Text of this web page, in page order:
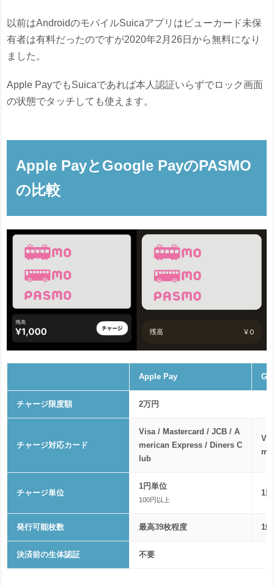
以前はAndroidのモバイルSuicaアプリはビューカード未保
有者は有料だったのですが2020年2月26日から無料になり
ました。
Apple PayでもSuicaであれば本人認証いらずでロック画面
の状態でタッチしても使えます。
Apple PayとGoogle PayのPASMO
の比較
Apple Pay
チャージ限度額 2万円
チャージ対応カード
Visa / Mastercard / JCB / A
merican Express / Diners C
lub
チャージ単位
1円単位
100円以上
1
発行可能枚数 最高39枚程度 1
決済前の生体認証 不要